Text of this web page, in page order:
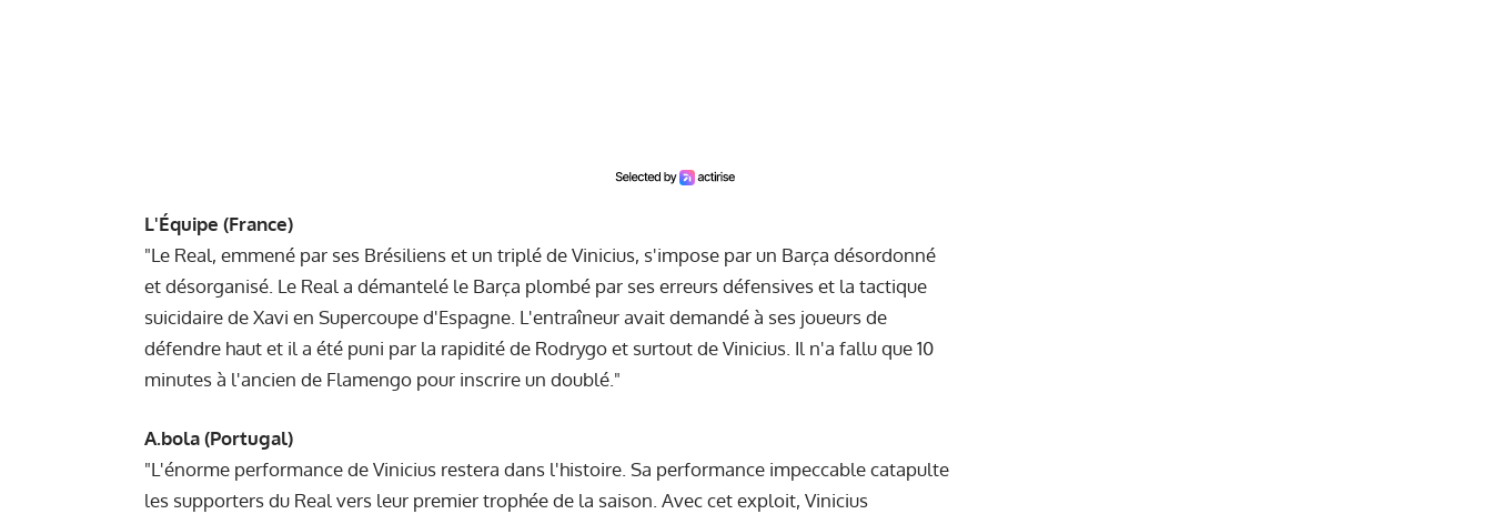
L'Équipe (France)
"Le Real, emmené par ses Brésiliens et un triplé de Vinicius, s'impose par un Barça désordonné
et désorganisé. Le Real a démantelé le Barça plombé par ses erreurs défensives et la tactique
suicidaire de Xavi en Supercoupe d'Espagne. L'entraîneur avait demandé à ses joueurs de
défendre haut et il a été puni par la rapidité de Rodrygo et surtout de Vinicius. Il n'a fallu que 10
minutes à l'ancien de Flamengo pour inscrire un doublé."
A.bola (Portugal)
"L'énorme performance de Vinicius restera dans l'histoire. Sa performance impeccable catapulte
les supporters du Real vers leur premier trophée de la saison. Avec cet exploit, Vinicius